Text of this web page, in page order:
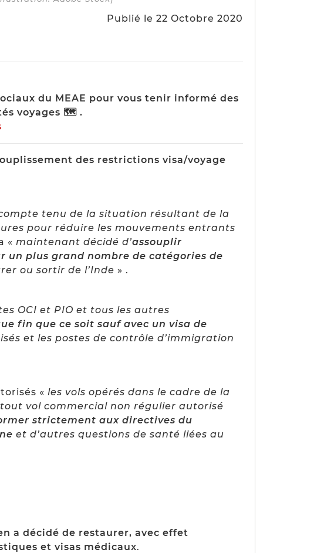
Publié le 22 Octobre 2020
du MEAE pour vous tenir informé des
voyages 🗺 .
des restrictions visa/voyage
tenu de la situation résultant de la
pour réduire les mouvements entrants
« maintenant décidé d’assouplir
un plus grand nombre de catégories de
ou sortir de l’Inde » .
OCI et PIO et tous les autres
fin que ce soit sauf avec un visa de
et les postes de contrôle d’immigration
« les vols opérés dans le cadre de la
vol commercial non régulier autorisé
strictement aux directives du
et d’autres questions de santé liées au
a décidé de restaurer, avec effet
et visas médicaux.